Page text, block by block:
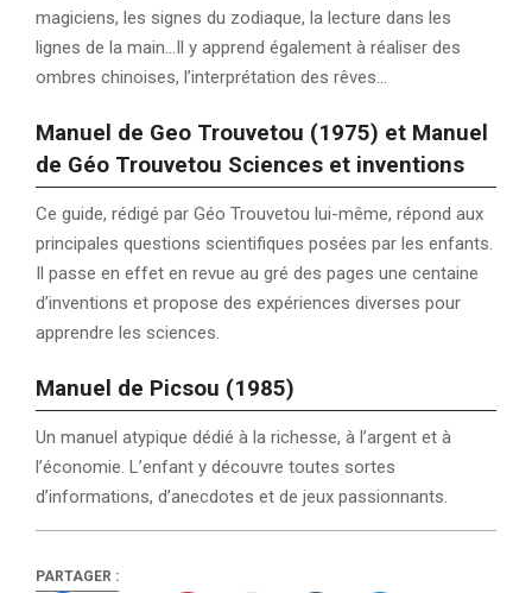
magiciens, les signes du zodiaque, la lecture dans les
lignes de la main…Il y apprend également à réaliser des
ombres chinoises, l’interprétation des rêves…
Manuel de Geo Trouvetou (1975) et Manuel
de Géo Trouvetou Sciences et inventions
Ce guide, rédigé par Géo Trouvetou lui-même, répond aux
principales questions scientifiques posées par les enfants.
Il passe en effet en revue au gré des pages une centaine
d’inventions et propose des expériences diverses pour
apprendre les sciences.
Manuel de Picsou (1985)
Un manuel atypique dédié à la richesse, à l’argent et à
l’économie. L’enfant y découvre toutes sortes
d’informations, d’anecdotes et de jeux passionnants.
PARTAGER :